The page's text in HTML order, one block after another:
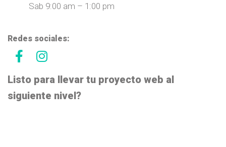
Sab 9:00 am – 1:00 pm
Redes sociales:
Listo para llevar tu proyecto web al
siguiente nivel?